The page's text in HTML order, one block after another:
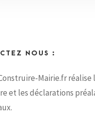
NOUS :
Mairie.fr réalise
et les déclarations